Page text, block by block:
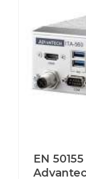
EN